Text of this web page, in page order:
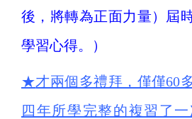
後，將轉為正面力量）屆
學習心得。）
★才兩個多禮拜，僅僅60
四年所學完整的複習了